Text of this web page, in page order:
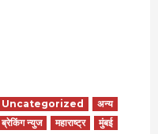
Uncategorized
अन्य
ब्रेकिंग न्युज
महाराष्ट्र
मुंबई